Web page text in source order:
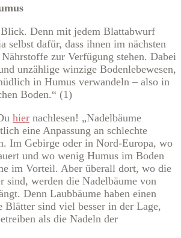
Denn mit jedem Blattabwurf
selbst dafür, dass ihnen im nächsten
zur Verfügung stehen. Dabei
unzählige winzige Bodenlebewesen,
in Humus verwandeln – also in
Boden.“ (1)
hier nachlesen! „Nadelbäume
eine Anpassung an schlechte
Im Gebirge oder in Nord-Europa, wo
und wo wenig Humus im Boden
im Vorteil. Aber überall dort, wo die
sind, werden die Nadelbäume von
Denn Laubbäume haben einen
Blätter sind viel besser in der Lage,
als die Nadeln der